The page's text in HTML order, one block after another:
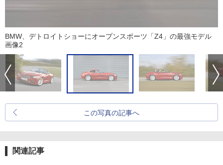
BMW、デトロイトショーにオープンスポーツ「Z4」の最強モデル
画像2
この写真の記事へ
関連記事